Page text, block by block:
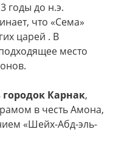
годы до н.э.
что «Сема»
царей . В
место
городок Карнак,
в честь Амона,
«Шейх-Абд-эль-